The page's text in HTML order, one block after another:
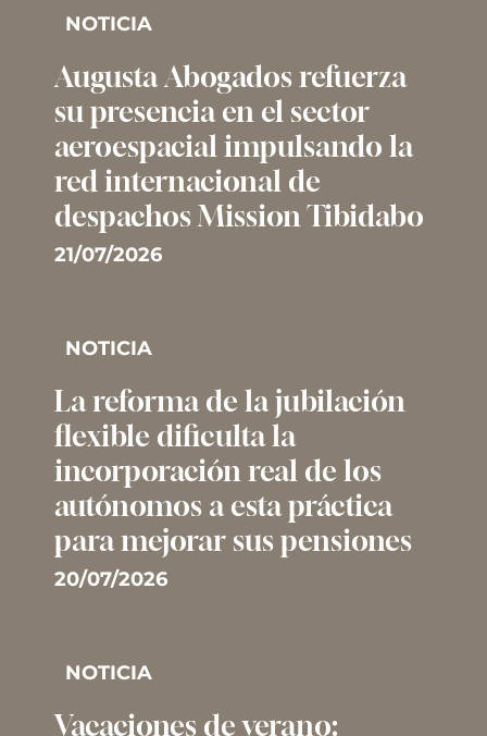
NOTICIA
Augusta Abogados refuerza
su presencia en el sector
aeroespacial impulsando la
red internacional de
despachos Mission Tibidabo
21/07/2026
NOTICIA
La reforma de la jubilación
flexible dificulta la
incorporación real de los
autónomos a esta práctica
para mejorar sus pensiones
20/07/2026
NOTICIA
Vacaciones de verano: